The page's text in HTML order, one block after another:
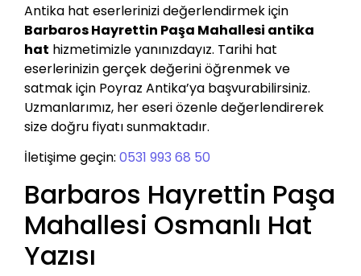
Antika hat eserlerinizi değerlendirmek için
Barbaros Hayrettin Paşa Mahallesi antika
hat hizmetimizle yanınızdayız. Tarihi hat
eserlerinizin gerçek değerini öğrenmek ve
satmak için Poyraz Antika’ya başvurabilirsiniz.
Uzmanlarımız, her eseri özenle değerlendirerek
size doğru fiyatı sunmaktadır.
İletişime geçin: 0531 993 68 50
Barbaros Hayrettin Paşa
Mahallesi Osmanlı Hat
Yazısı